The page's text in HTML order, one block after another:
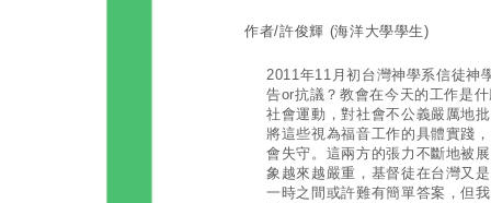
作者/許俊輝 (海洋大學學生)
2011年11月初台灣神學系信徒神
告or抗議？教會在今天的工作是
社會運動，對社會不公義嚴厲地
將這些視為福音工作的具體實踐
會失守。這兩方的張力不斷地被
象越來越嚴重，基督徒在台灣又
一時之間或許難有簡單答案，但